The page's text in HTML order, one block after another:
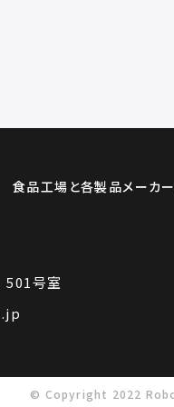
食品工場と各製品メーカ
501号室
© Copyright 2022